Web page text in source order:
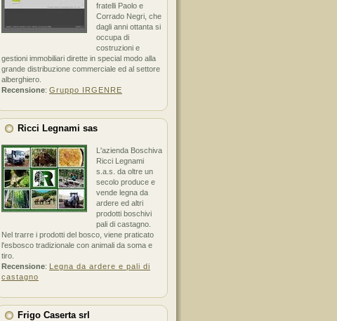
fratelli Paolo e
Corrado Negri, che
dagli anni ottanta si
occupa di
costruzioni e
gestioni immobiliari dirette in special modo alla
grande distribuzione commerciale ed al settore
alberghiero.
Recensione: Gruppo IRGENRE
Ricci Legnami sas
L'azienda Boschiva
Ricci Legnami
s.a.s. da oltre un
secolo produce e
vende legna da
ardere ed altri
prodotti boschivi
pali di castagno.
Nel trarre i prodotti del bosco, viene praticato
l'esbosco tradizionale con animali da soma e
tiro.
Recensione: Legna da ardere e pali di
castagno
Frigo Caserta srl